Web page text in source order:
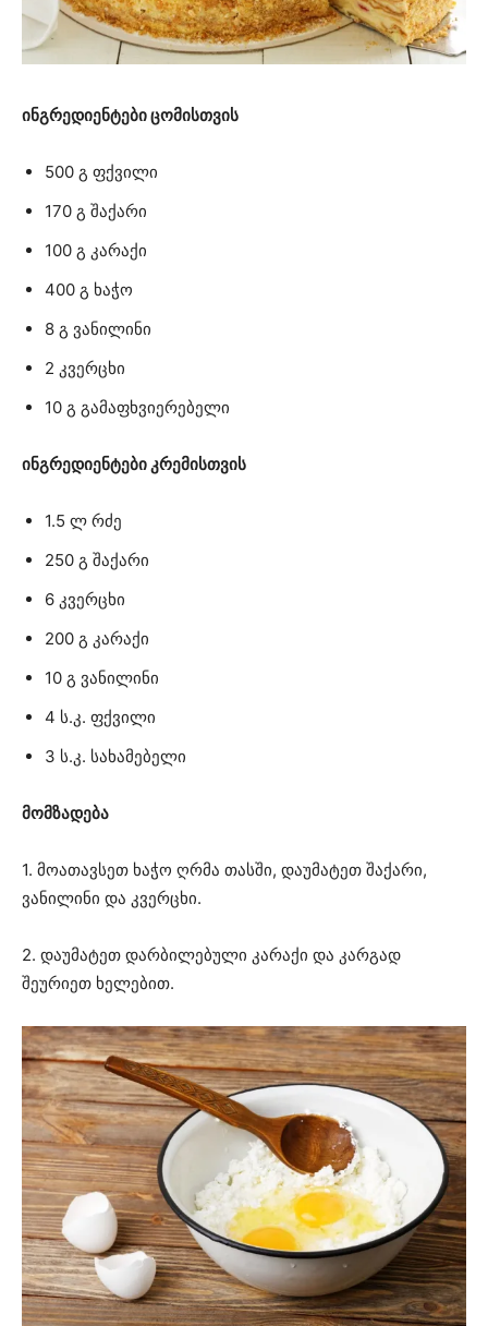
ინგრედიენტები ცომისთვის
500 გ ფქვილი
170 გ შაქარი
100 გ კარაქი
400 გ ხაჭო
8 გ ვანილინი
2 კვერცხი
10 გ გამაფხვიერებელი
ინგრედიენტები კრემისთვის
1.5 ლ რძე
250 გ შაქარი
6 კვერცხი
200 გ კარაქი
10 გ ვანილინი
4 ს.კ. ფქვილი
3 ს.კ. სახამებელი
მომზადება
1. მოათავსეთ ხაჭო ღრმა თასში, დაუმატეთ შაქარი,
ვანილინი და კვერცხი.
2. დაუმატეთ დარბილებული კარაქი და კარგად
შეურიეთ ხელებით.